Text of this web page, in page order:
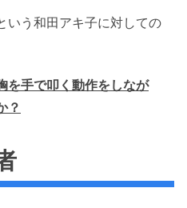
いう和田アキ子に対しての
を手で叩く動作をしなが
？